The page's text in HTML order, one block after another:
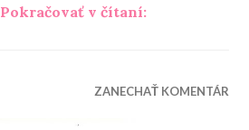
Pokračovať v čítaní:„Súžitie či
ZANECHAŤ KOMENTÁR